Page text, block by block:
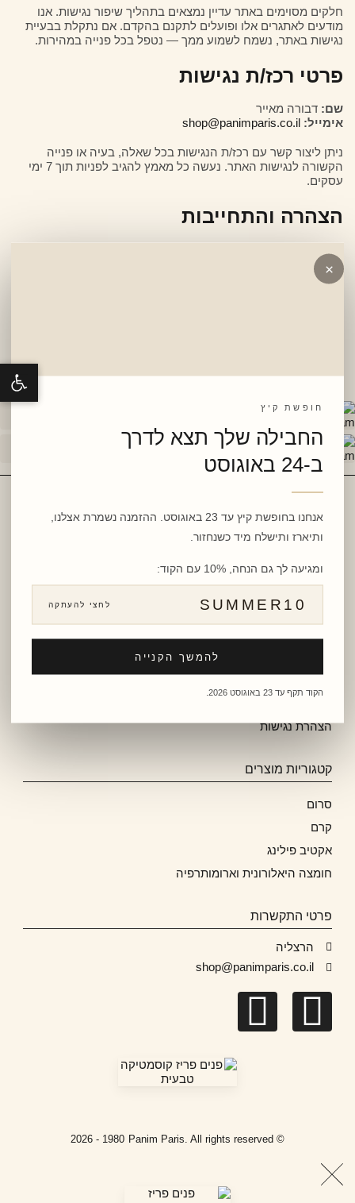
חלקים מסוימים באתר עדיין נמצאים בתהליך שיפור נגישות. אנו
מודעים לאתגרים אלו ופועלים לתקנם בהקדם. אם נתקלת בבעיית
נגישות באתר, נשמח לשמוע ממך — נטפל בכל פנייה במהירות.
פרטי רכז/ת נגישות
שם: דבורה מאייר
אימייל: shop@panimparis.co.il
ניתן ליצור קשר עם רכז/ת הנגישות בכל שאלה, בעיה או פנייה
הקשורה לנגישות האתר. נעשה כל מאמץ להגיב לפניות תוך 7 ימי
עסקים.
הצהרה והתחייבות
מעת לעת בהתאם לשינויים באתר ובתקני הנגישות.
PANIM PARIS
הסיפור שלנו
ארומתרפיה
יצירת קשר
הצהרת נגישות
קטגוריות מוצרים
סרום
קרם
אקטיב פילינג
חומצה היאלורונית וארומותרפיה
פרטי התקשרות
הרצליה
shop@panimparis.co.il
F
I
n
t
© Panim Paris. All rights reserved
1980 - 2026
פתח
×
חופשת קיץ
החבילה שלך תצא לדרך
ב-24 באוגוסט
אנחנו בחופשת קיץ עד 23 באוגוסט. ההזמנה נשמרת אצלנו,
ותיארז ותישלח מיד כשנחזור.
ומגיעה לך גם הנחה, 10% עם הקוד:
SUMMER10 לחצי להעתקה
להמשך הקנייה
הקוד תקף עד 23 באוגוסט 2026.